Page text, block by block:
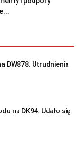
DW878. Utrudnienia
na DK94. Udało się